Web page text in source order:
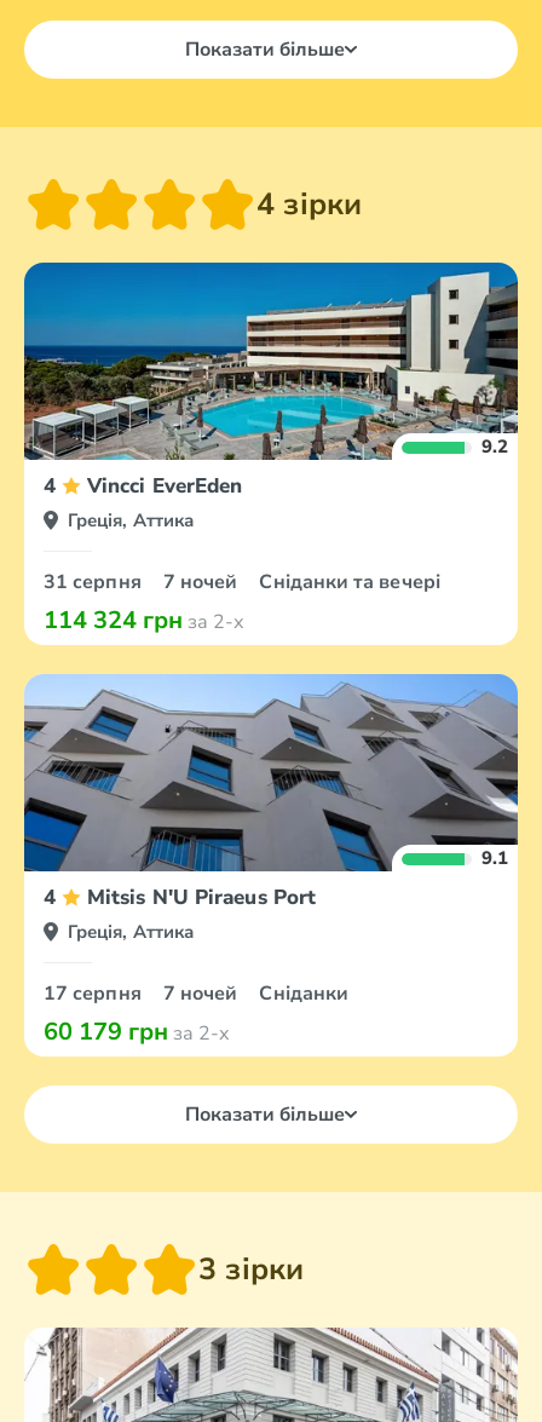
Показати більше
4 зірки
9.2
4 Vincci EverEden
Греція, Аттика
31 серпня 7 ночей Сніданки та вечері
114 324 грн за 2-х
9.1
4 Mitsis N'U Piraeus Port
Греція, Аттика
17 серпня 7 ночей Сніданки
60 179 грн за 2-х
Показати більше
3 зірки